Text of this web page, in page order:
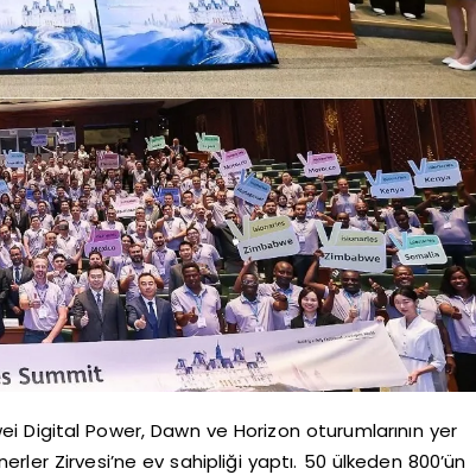
Digital Power, Dawn ve Horizon oturumlarının yer
Zirvesi’ne ev sahipliği yaptı. 50 ülkeden 800’ün